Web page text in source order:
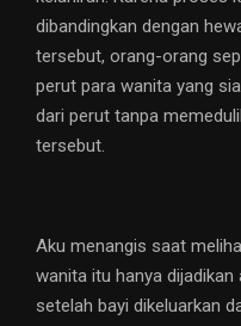
dibandingkan dengan
tersebut, orang-orang
perut para wanita yang
dari perut tanpa
tersebut.
Aku menangis saat
wanita itu hanya
setelah bayi dikeluarkan